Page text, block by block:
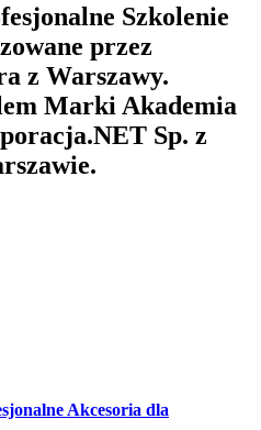
Szkolenie
przez
z Warszawy.
Marki Akademia
Sp. z
Akcesoria dla